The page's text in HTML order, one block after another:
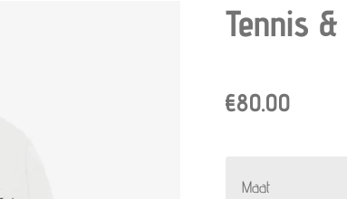
Tennis
€80.00
Maat